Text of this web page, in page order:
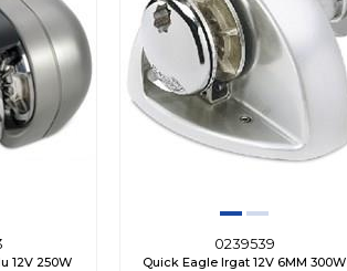
12V 250W
0239539
Quick Eagle Irgat 12V 6MM 300W